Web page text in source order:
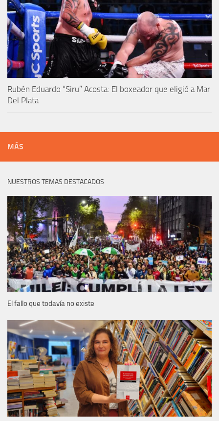
Rubén Eduardo “Siru” Acosta: El boxeador que eligió a Mar
Del Plata
MÁS
NUESTROS TEMAS DESTACADOS
El fallo que todavía no existe